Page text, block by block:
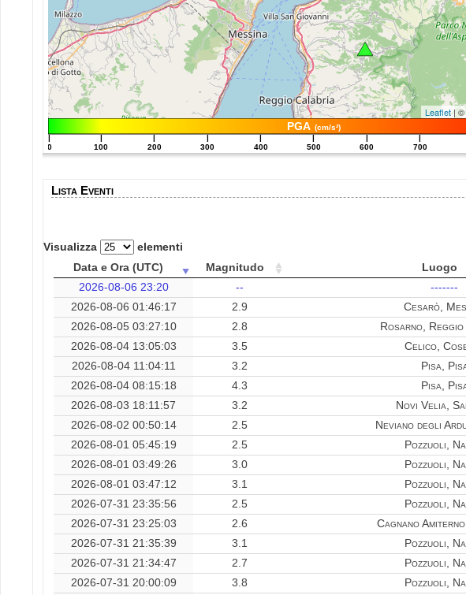
Leaflet | ©
PGA (cm/s²)
|
0
|
100
|
200
|
300
|
400
|
500
|
600
|
700
Lista Eventi
Visualizza
elementi
Data e Ora (UTC)
Magnitudo Luogo
2026-08-06 23:20
-- -------
2026-08-06 01:46:17
2.9 Cesarò,
2026-08-05 03:27:10
2.8 Rosarno,
2026-08-04 13:05:03
3.5 Celico,
2026-08-04 11:04:11
3.2 Pisa,
2026-08-04 08:15:18
4.3 Pisa,
2026-08-03 18:11:57
3.2 Novi Velia,
2026-08-02 00:50:14
2.5 Neviano degli
2026-08-01 05:45:19
2.5 Pozzuoli,
2026-08-01 03:49:26
3.0 Pozzuoli,
2026-08-01 03:47:12
3.1 Pozzuoli,
2026-07-31 23:35:56
2.5 Pozzuoli,
2026-07-31 23:25:03
2.6 Cagnano
2026-07-31 21:35:39
3.1 Pozzuoli,
2026-07-31 21:34:47
2.7 Pozzuoli,
2026-07-31 20:00:09
3.8 Pozzuoli,